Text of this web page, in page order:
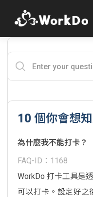
10 個你會想
為什麼我不能打卡？
FAQ-ID：1168
WorkDo 打卡工具是
可以打卡。設定好之